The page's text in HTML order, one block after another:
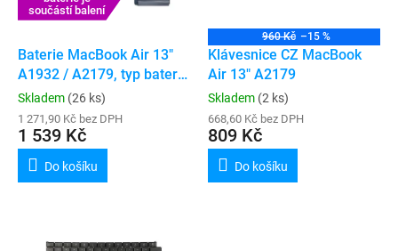
součástí balení
Baterie MacBook Air 13"
A1932 / A2179, typ baterie
A1965
Skladem (26 ks)
1 271,90 Kč bez DPH
1 539 Kč
Do košíku
960 Kč –15 %
Klávesnice CZ MacBook
Air 13" A2179
Skladem (2 ks)
668,60 Kč bez DPH
809 Kč
Do košíku